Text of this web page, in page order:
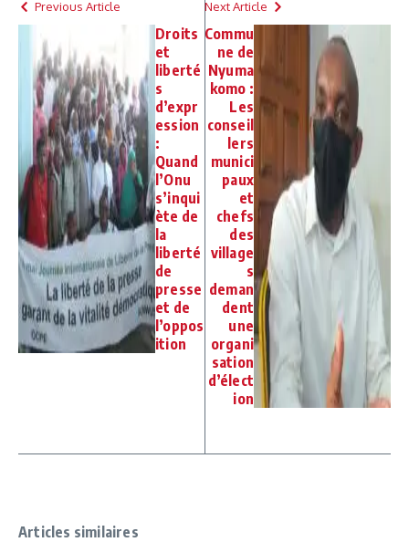
Previous Article
Droits
et
liberté
s
d’expr
ession
:
Quand
l’Onu
s’inqui
ète de
la
liberté
de
presse
et de
l’oppos
ition
Next Article
Commu
ne de
Nyuma
komo :
Les
conseil
lers
munici
paux
et
chefs
des
village
s
deman
dent
une
organi
sation
d’élect
ion
Articles similaires